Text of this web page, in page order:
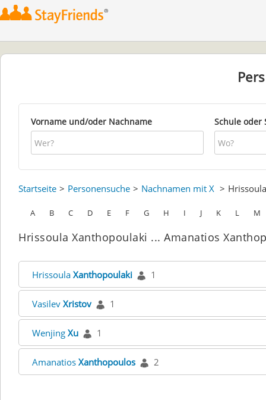
Vorname und/oder Nachname Schule oder
Startseite Personensuche Nachnamen mit X
A B C D E F G H I J K L M
Hrissoula Xanthopoulaki ... Amanatios
Hrissoula Xanthopoulaki 1
Vasilev Xristov 1
Wenjing Xu 1
Amanatios Xanthopoulos 2